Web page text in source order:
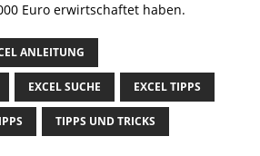
Euro erwirtschaftet haben.
ANLEITUNG
EXCEL SUCHE EXCEL TIPPS
TIPPS UND TRICKS